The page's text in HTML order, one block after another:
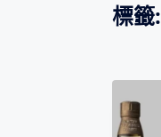
標籤: